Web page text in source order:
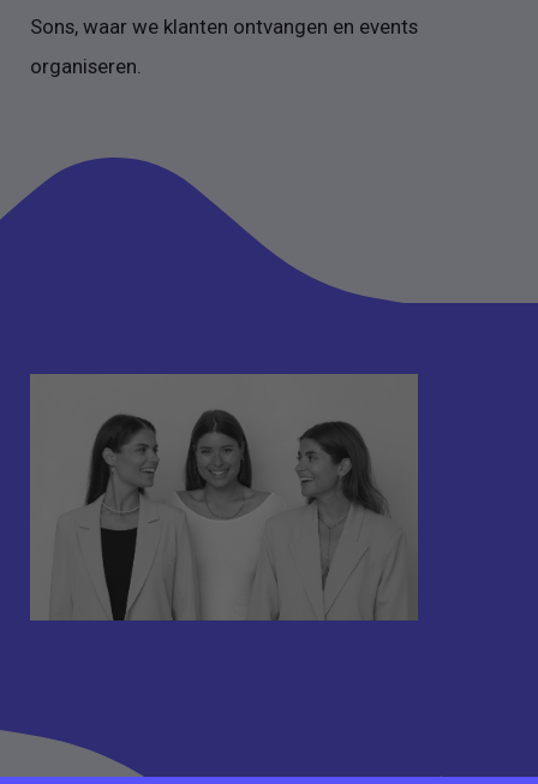
Sons, waar we klanten ontvangen en events
organiseren.